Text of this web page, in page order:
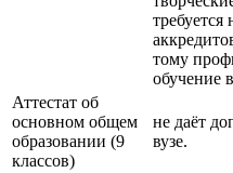
требуется
тому
обучение
Аттестат об
основном общем
образовании (9
классов)
не даёт
вузе.